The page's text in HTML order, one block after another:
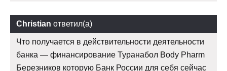
Christian ответил(а)
Что получается в действительности деятельности
банка — финансирование Туранабол Body Pharm
Березников которую Банк России для себя сейчас